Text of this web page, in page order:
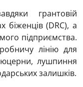
грантовій
біженців (DRC), а
підприємства.
лінію для
лушпиння
залишків.